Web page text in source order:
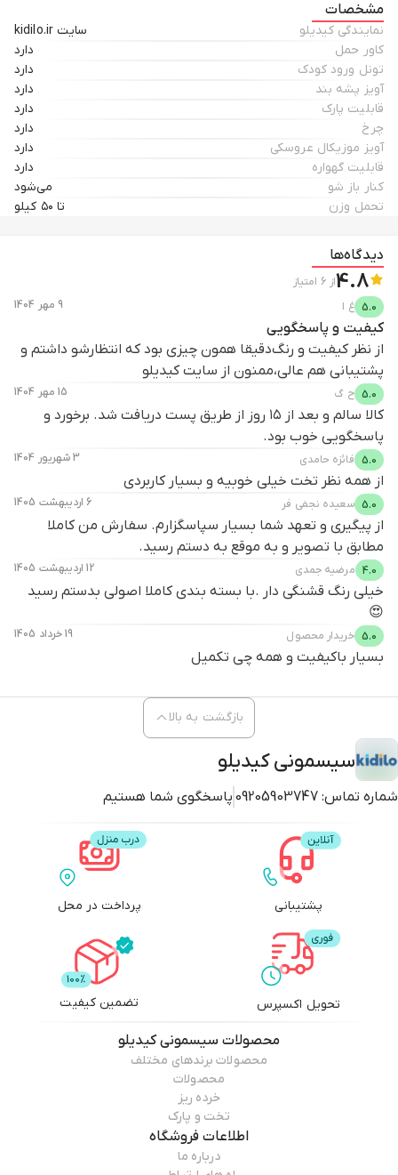
مشخصات
نمایندگی کیدیلو
سایت kidilo.ir
کاور حمل
دارد
تونل ورود کودک
دارد
آویز پشه بند
دارد
قابلیت پارک
دارد
چرخ
دارد
آویز موزیکال عروسکی
دارد
قابلیت گهواره
دارد
کنار باز شو
می‌شود
تحمل وزن
تا ۵۰ کیلو
دیدگاه‌ها
4.8از 6 امتیاز
5.0 غ ا 9 مهر 1404
کیفیت و پاسخگویی
از نظر کیفیت و رنگ‌دقیقا همون چیزی بود که انتظارشو داشتم و
پشتیبانی هم عالی،ممنون از سایت کیدیلو
5.0 ح گ 15 مهر 1404
کالا سالم و بعد از ۱۵ روز از طریق پست دریافت شد. برخورد و
پاسخگویی خوب بود.
5.0 فائزه حامدی 3 شهریور 1404
از همه نظر تخت خیلی خوبیه و بسیار کاربردی
5.0 سعیده نجفی فر 6 اردیبهشت 1405
از پیگیری و تعهد شما بسیار سپاسگزارم. سفارش من کاملا
مطابق با تصویر و به موقع به دستم رسید.
4.0 مرضیه جمدی 12 اردیبهشت 1405
خیلی رنگ قشنگی دار .با بسته بندی کاملا اصولی بدستم رسید
😍
5.0 خریدار محصول 19 خرداد 1405
بسیار باکیفیت و همه چی تکمیل
سیسمونی کیدیلو
شماره تماس: 09205903747 پاسخگوی شما هستیم
بازگشت به بالا
پشتیبانی پرداخت در محل
تحویل اکسپرس تضمین کیفیت
محصولات سیسمونی کیدیلو
محصولات برندهای مختلف
محصولات
خرده ریز
تخت و پارک
اطلاعات فروشگاه
درباره ما